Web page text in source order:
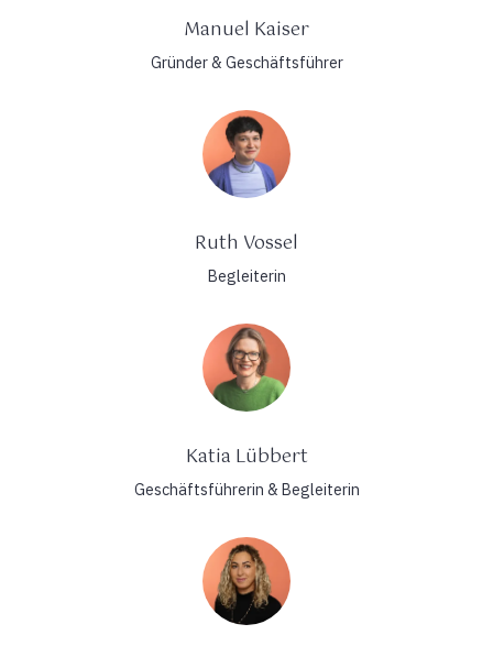
Manuel Kaiser
Gründer & Geschäftsführer
Ruth Vossel
Begleiterin
Katia Lübbert
Geschäftsführerin & Begleiterin